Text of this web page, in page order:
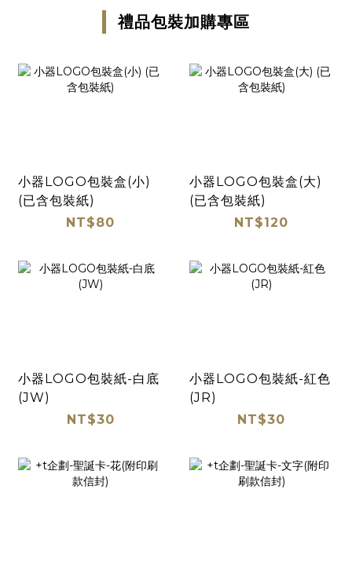
禮品包裝加購專區
小器LOGO包裝盒(小)
(已含包裝紙)
NT$80
小器LOGO包裝盒(大)
(已含包裝紙)
NT$120
小器LOGO包裝紙-白底
(JW)
NT$30
小器LOGO包裝紙-紅色
(JR)
NT$30